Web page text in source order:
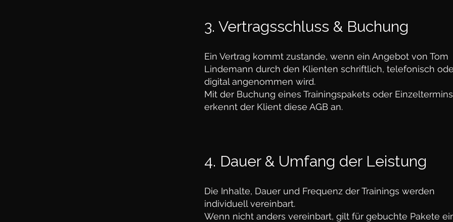
3. Vertragsschluss & Buchung
Ein Vertrag kommt zustande, wenn ein Angebot von Tom
Lindemann durch den Klienten schriftlich, telefonisch
digital angenommen wird.
Mit der Buchung eines Trainingspakets oder Einzeltermins
erkennt der Klient diese AGB an.
4. Dauer & Umfang der Leistung
Die Inhalte, Dauer und Frequenz der Trainings werden
individuell vereinbart.
Wenn nicht anders vereinbart, gilt für gebuchte Pakete